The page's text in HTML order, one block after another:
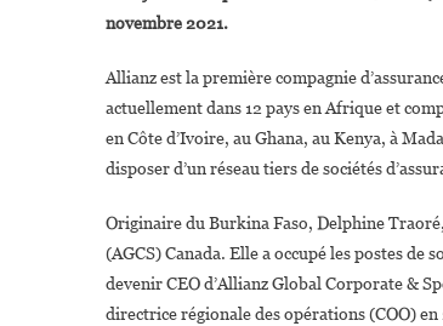
novembre 2021.
Allianz est la première compagnie
actuellement dans 12 pays en Afrique et
en Côte d’Ivoire, au Ghana, au Kenya, à
disposer d’un réseau tiers de sociétés
Originaire du Burkina Faso, Delphine
(AGCS) Canada. Elle a occupé les postes
devenir CEO d’Allianz Global Corporate &
directrice régionale des opérations (COO)